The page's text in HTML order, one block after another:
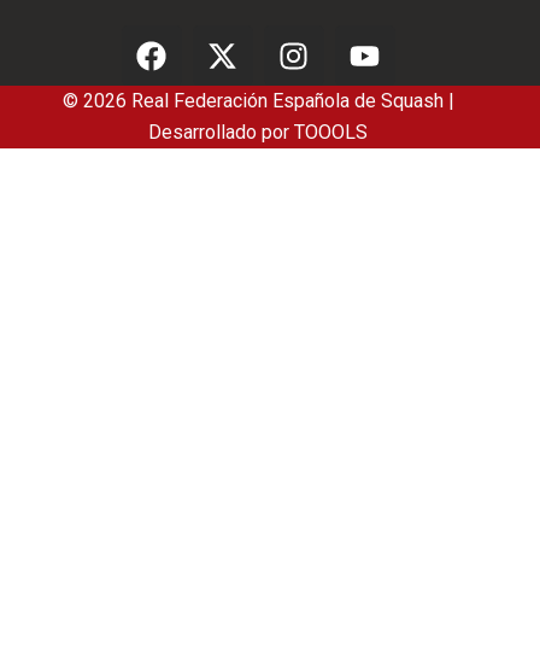
© 2026 Real Federación Española de Squash |
Desarrollado por TOOOLS